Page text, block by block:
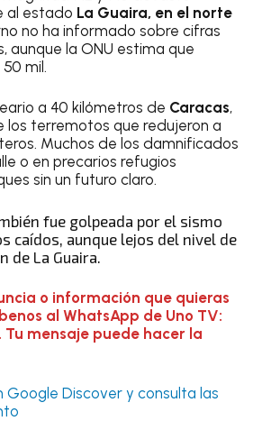
al estado La Guaira, en el norte
no ha informado sobre cifras
aunque la ONU estima que
mil.
a 40 kilómetros de Caracas,
los terremotos que redujeron a
Muchos de los damnificados
o en precarios refugios
sin un futuro claro.
fue golpeada por el sismo
caídos, aunque lejos del nivel de
de La Guaira.
o información que quieras
al WhatsApp de Uno TV:
Tu mensaje puede hacer la
Google Discover y consulta las